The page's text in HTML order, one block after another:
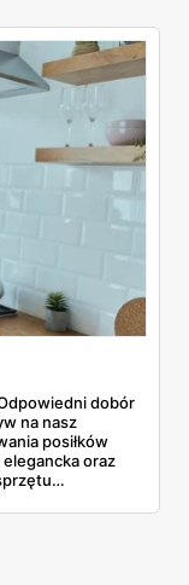
dobór
na nasz
posiłków
oraz
możemy